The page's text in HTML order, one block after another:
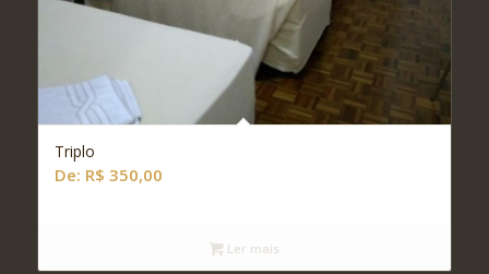
Triplo
De: R$ 350,00
Ler mais